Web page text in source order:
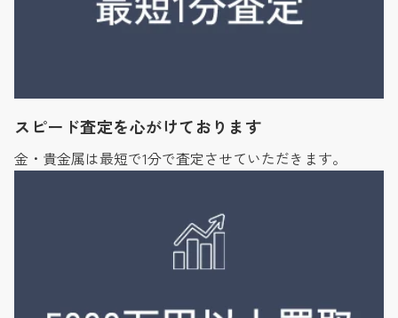
スピード査定を心がけております
金・貴金属は最短で1分で査定させていただきます。